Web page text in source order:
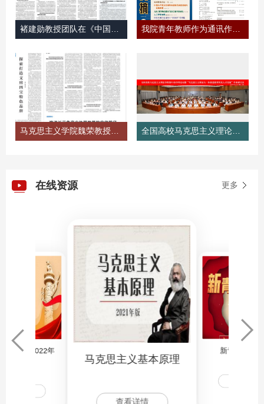
在线资源 更多
政策（2022年
马克思主义基本原理
查看详情
新青年·习党